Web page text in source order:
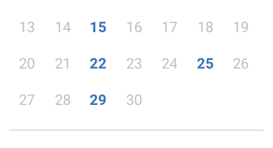
13 14 15 16 17 18 19
20 21 22 23 24 25 26
27 28 29 30